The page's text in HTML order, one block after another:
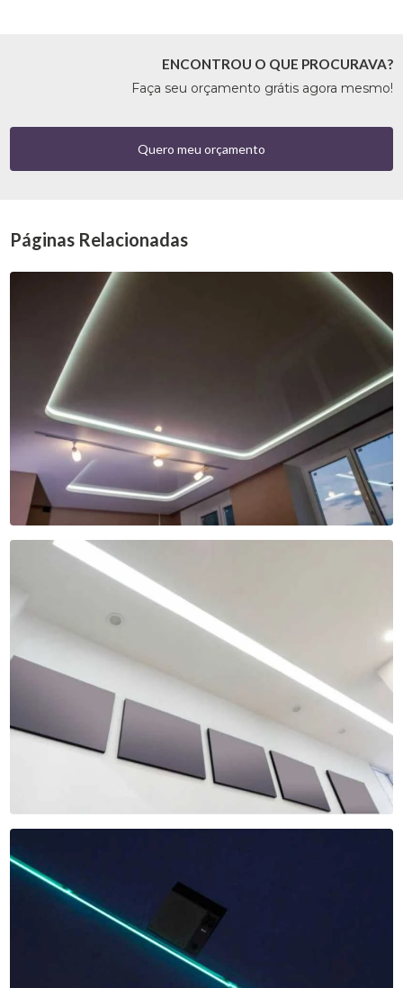
ENCONTROU O QUE PROCURAVA?
Faça seu orçamento grátis agora mesmo!
Quero meu orçamento
Páginas Relacionadas